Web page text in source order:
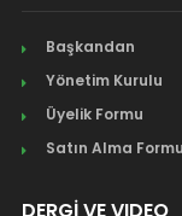
Başkandan
Yönetim Kurulu
Üyelik Formu
Satın Alma Formu
DERGİ VE VIDEO